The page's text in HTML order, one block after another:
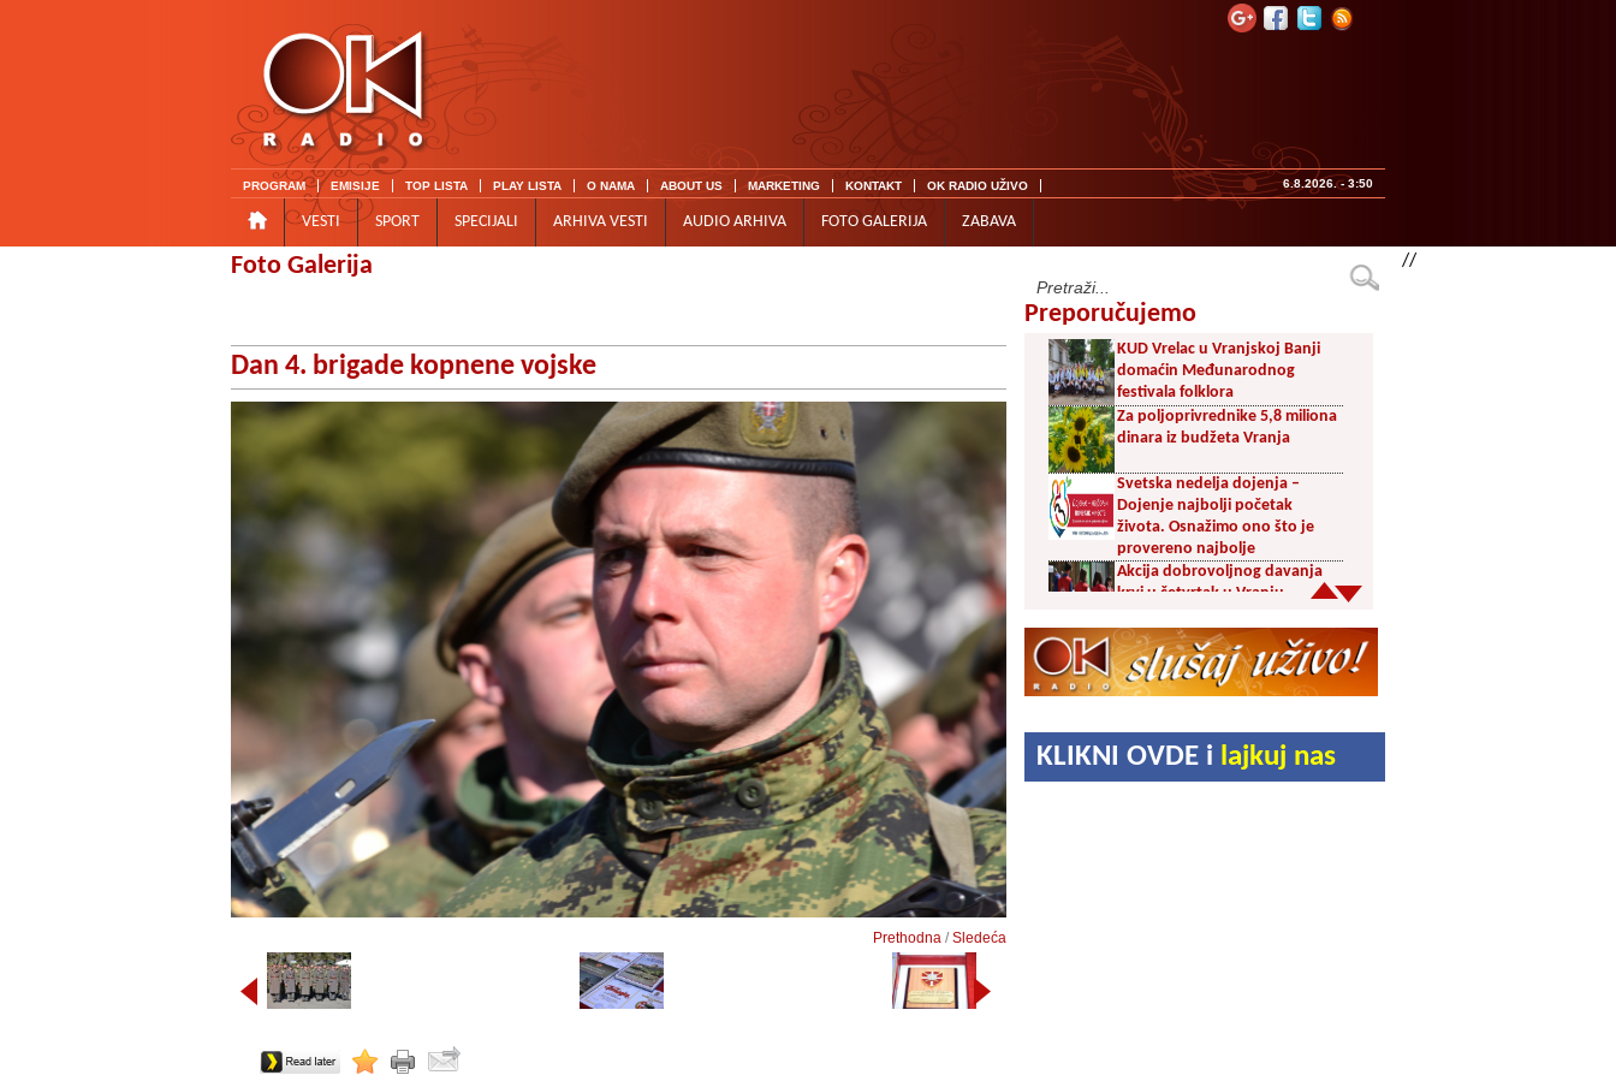
PROGRAM EMISIJE TOP LISTA PLAY LISTA O NAMA ABOUT US MARKETING KONTAKT OK RADIO UŽIVO 6.8.2026. - 3:50
VESTI SPORT SPECIJALI ARHIVA VESTI AUDIO ARHIVA FOTO GALERIJA ZABAVA
Foto Galerija
Dan 4. brigade kopnene vojske
Prethodna /Sledeća
Preporučujemo
KUD Vrelac u Vranjskoj Banji
domaćin Međunarodnog
festivala folklora
Za poljoprivrednike 5,8 miliona
dinara iz budžeta Vranja
Svetska nedelja dojenja –
Dojenje najbolji početak
života. Osnažimo ono što je
provereno najbolje
Akcija dobrovoljnog davanja
krvi u četvrtak u Vranju
Ukrao novac iz crkve: Policija
brzo reagovala
Grčke posetili manastir Svetog
Stefana u Gornjem Žapskom
kod Vranja (FOTO)
KLIKNI OVDE i lajkuj nas
//